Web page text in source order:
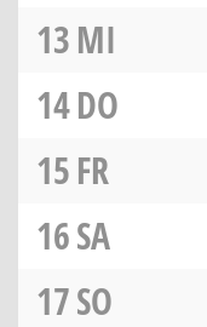
13MI
14DO
15FR
16SA
17SO